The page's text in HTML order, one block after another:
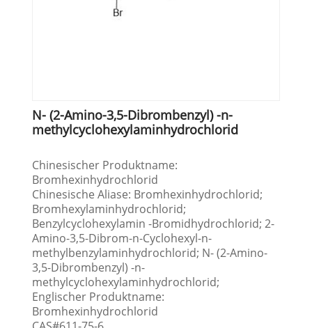
N- (2-Amino-3,5-Dibrombenzyl) -n-
methylcyclohexylaminhydrochlorid
Chinesischer Produktname:
Bromhexinhydrochlorid
Chinesische Aliase: Bromhexinhydrochlorid;
Bromhexylaminhydrochlorid;
Benzylcyclohexylamin -Bromidhydrochlorid; 2-
Amino-3,5-Dibrom-n-Cyclohexyl-n-
methylbenzylaminhydrochlorid; N- (2-Amino-
3,5-Dibrombenzyl) -n-
methylcyclohexylaminhydrochlorid;
Englischer Produktname:
Bromhexinhydrochlorid